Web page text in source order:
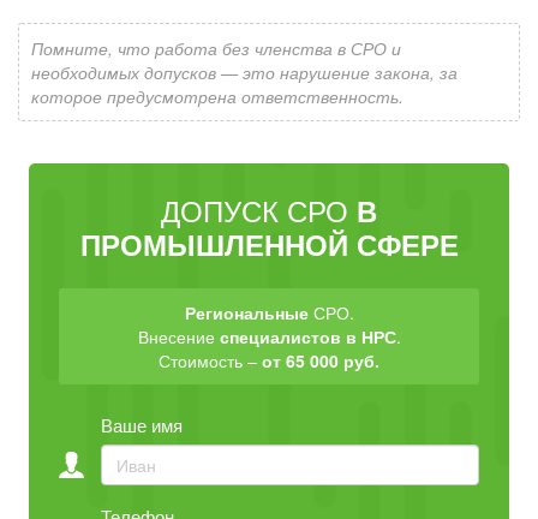
Помните, что работа без членства в СРО и
необходимых допусков — это нарушение закона, за
которое предусмотрена ответственность.
ДОПУСК СРО В
ПРОМЫШЛЕННОЙ СФЕРЕ
РегиональныеСРО.
Внесение специалистов в НРС.
Стоимость – от 65 000 руб.
Ваше имя